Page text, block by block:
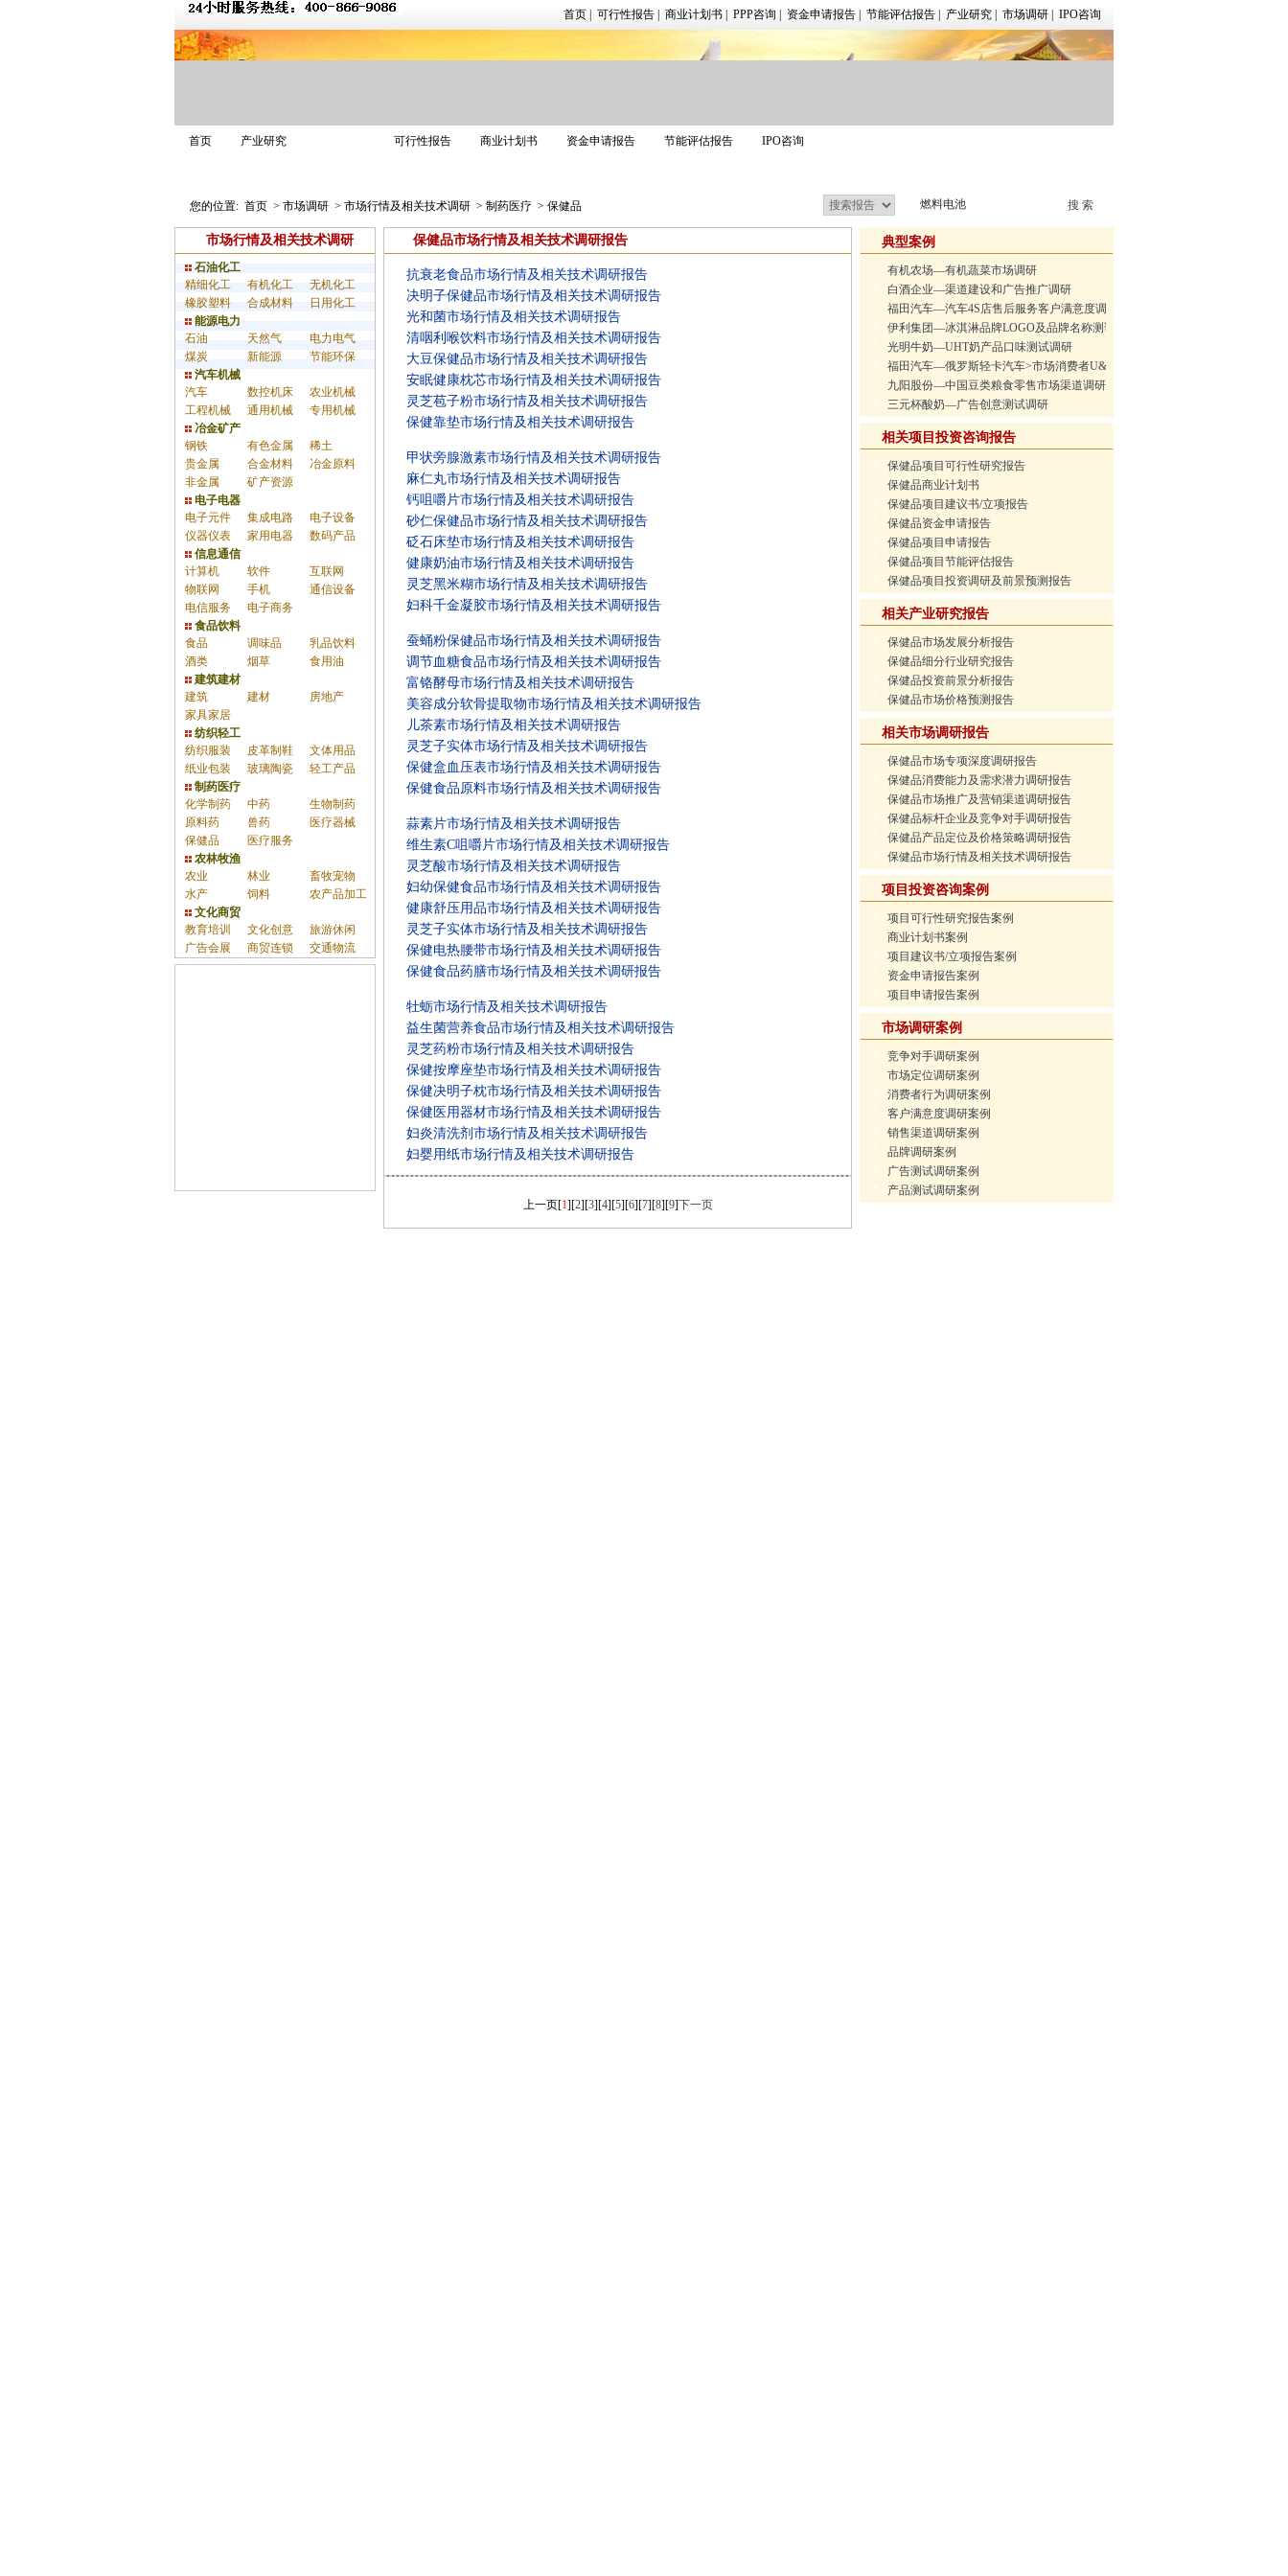
首页 可行性报告 商业计划书 PPP咨询 资金申请报告 节能评估报告 产业研究 市场调研 IPO咨询
首页 产业研究 可行性报告 商业计划书 资金申请报告 节能评估报告 IPO咨询
您的位置: 首页 > 市场调研 > 市场行情及相关技术调研 > 制药医疗 > 保健品
市场行情及相关技术调研
石油化工
精细化工
有机化工
无机化工
橡胶塑料
合成材料
日用化工
能源电力
石油
天然气
电力电气
煤炭
新能源
节能环保
汽车机械
汽车
数控机床
农业机械
工程机械
通用机械
专用机械
冶金矿产
钢铁
有色金属
稀土
贵金属
合金材料
冶金原料
非金属
矿产资源
电子电器
电子元件
集成电路
电子设备
仪器仪表
家用电器
数码产品
信息通信
计算机
软件
互联网
物联网
手机
通信设备
电信服务
电子商务
食品饮料
食品
调味品
乳品饮料
酒类
烟草
食用油
建筑建材
建筑
建材
房地产
家具家居
纺织轻工
纺织服装
皮革制鞋
文体用品
纸业包装
玻璃陶瓷
轻工产品
制药医疗
化学制药
中药
生物制药
原料药
兽药
医疗器械
保健品
医疗服务
农林牧渔
农业
林业
畜牧宠物
水产
饲料
农产品加工
文化商贸
教育培训
文化创意
旅游休闲
广告会展
商贸连锁 交通物流
保健品市场行情及相关技术调研报告
抗衰老食品市场行情及相关技术调研报告
决明子保健品市场行情及相关技术调研报告
光和菌市场行情及相关技术调研报告
清咽利喉饮料市场行情及相关技术调研报告
大豆保健品市场行情及相关技术调研报告
安眠健康枕芯市场行情及相关技术调研报告
灵芝苞子粉市场行情及相关技术调研报告
保健靠垫市场行情及相关技术调研报告
甲状旁腺激素市场行情及相关技术调研报告
麻仁丸市场行情及相关技术调研报告
钙咀嚼片市场行情及相关技术调研报告
砂仁保健品市场行情及相关技术调研报告
砭石床垫市场行情及相关技术调研报告
健康奶油市场行情及相关技术调研报告
灵芝黑米糊市场行情及相关技术调研报告
妇科千金凝胶市场行情及相关技术调研报告
蚕蛹粉保健品市场行情及相关技术调研报告
调节血糖食品市场行情及相关技术调研报告
富铬酵母市场行情及相关技术调研报告
美容成分软骨提取物市场行情及相关技术调研报告
儿茶素市场行情及相关技术调研报告
灵芝子实体市场行情及相关技术调研报告
保健盒血压表市场行情及相关技术调研报告
保健食品原料市场行情及相关技术调研报告
蒜素片市场行情及相关技术调研报告
维生素C咀嚼片市场行情及相关技术调研报告
灵芝酸市场行情及相关技术调研报告
妇幼保健食品市场行情及相关技术调研报告
健康舒压用品市场行情及相关技术调研报告
灵芝子实体市场行情及相关技术调研报告
保健电热腰带市场行情及相关技术调研报告
保健食品药膳市场行情及相关技术调研报告
牡蛎市场行情及相关技术调研报告
益生菌营养食品市场行情及相关技术调研报告
灵芝药粉市场行情及相关技术调研报告
保健按摩座垫市场行情及相关技术调研报告
保健决明子枕市场行情及相关技术调研报告
保健医用器材市场行情及相关技术调研报告
妇炎清洗剂市场行情及相关技术调研报告
妇婴用纸市场行情及相关技术调研报告
上一页[1][2][3][4][5][6][7][8][9]下一页
典型案例
有机农场—有机蔬菜市场调研
2 白酒企业—渠道建设和广告推广调研
福田汽车—汽车4S店售后服务客户满意度调研
伊利集团—冰淇淋品牌LOGO及品牌名称测试调研
5 光明牛奶—UHT奶产品口味测试调研
福田汽车—俄罗斯轻卡汽车>市场消费者U&A调研
九阳股份—中国豆类粮食零售市场渠道调研
三元杯酸奶—广告创意测试调研
相关项目投资咨询报告
保健品项目可行性研究报告
2 保健品商业计划书
保健品项目建议书/立项报告
保健品资金申请报告
5 保健品项目申请报告
保健品项目节能评估报告
保健品项目投资调研及前景预测报告
相关产业研究报告
保健品市场发展分析报告
2 保健品细分行业研究报告
保健品投资前景分析报告
保健品市场价格预测报告
相关市场调研报告
保健品市场专项深度调研报告
2 保健品消费能力及需求潜力调研报告
保健品市场推广及营销渠道调研报告
保健品标杆企业及竞争对手调研报告
5 保健品产品定位及价格策略调研报告
保健品市场行情及相关技术调研报告
项目投资咨询案例
项目可行性研究报告案例
商业计划书案例
2 项目建议书/立项报告案例
资金申请报告案例
5 项目申请报告案例
市场调研案例
竞争对手调研案例
2 市场定位调研案例
消费者行为调研案例
客户满意度调研案例
5 销售渠道调研案例
品牌调研案例
广告测试调研案例
产品测试调研案例